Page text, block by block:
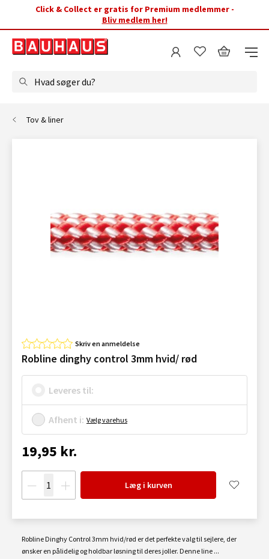
Click & Collect er gratis for Premium medlemmer -
Bliv medlem her!
Hvad søger du?
Tov & liner
Skriv en anmeldelse
Robline dinghy control 3mm hvid/ rød
Leveres til:
Afhent i: Vælg varehus
19,95 kr.
Læg i kurven
Robline Dinghy Control 3mm hvid/rød er det perfekte valg til sejlere, der
ønsker en pålidelig og holdbar løsning til deres joller. Denne line ...